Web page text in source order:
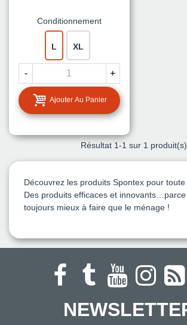
Conditionnement
L XL
- +
Ajouter Au Panier
Résultat 1-1 sur 1 produit(s)
Découvrez les produits Spontex pour
Des produits efficaces et
toujours mieux à faire que le ménage !